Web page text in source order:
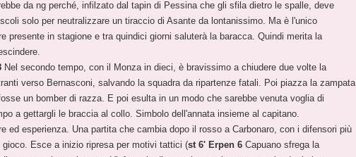
da ng perché, infilzato dal tapin di Pessina che gli sfila dietro le spalle, deve
solo per neutralizzare un tiraccio di Asante da lontanissimo. Ma è l'unico
presente in stagione e tra quindici giorni saluterà la baracca. Quindi merita la
Nel secondo tempo, con il Monza in dieci, è bravissimo a chiudere due volte la
verso Bernasconi, salvando la squadra da ripartenze fatali. Poi piazza la zampata
un bomber di razza. E poi esulta in un modo che sarebbe venuta voglia di
a gettargli le braccia al collo. Simbolo dell'annata insieme al capitano.
ed esperienza. Una partita che cambia dopo il rosso a Carbonaro, con i difensori più
Esce a inizio ripresa per motivi tattici (st 6' Erpen 6 Capuano sfrega la